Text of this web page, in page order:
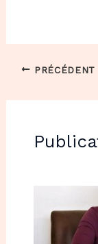
PRÉCÉDENT